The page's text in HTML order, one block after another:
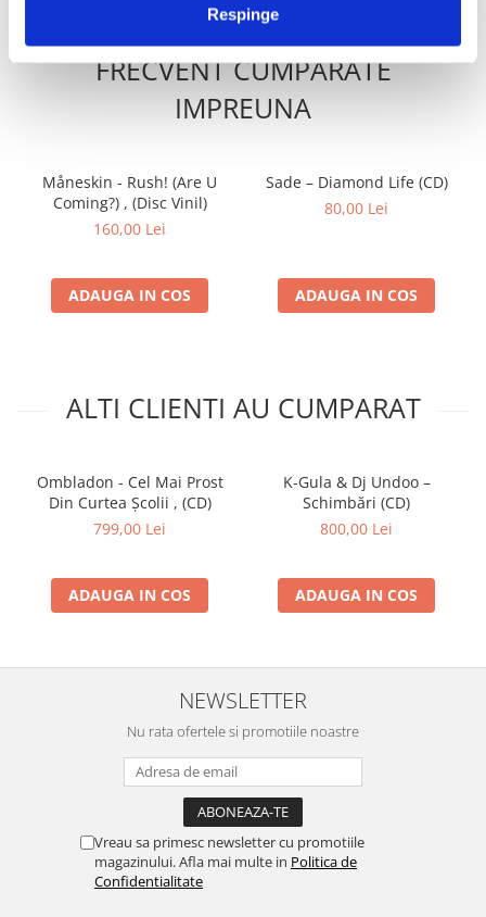
Respinge
FRECVENT CUMPARATE
IMPREUNA
Måneskin - Rush! (Are U
Coming?) , (Disc Vinil)
160,00 Lei
ADAUGA IN COS
Sade – Diamond Life (CD)
80,00 Lei
ADAUGA IN COS
ALTI CLIENTI AU CUMPARAT
Ombladon - Cel Mai Prost
Din Curtea Școlii , (CD)
799,00 Lei
ADAUGA IN COS
K-Gula & Dj Undoo –
Schimbări (CD)
800,00 Lei
ADAUGA IN COS
NEWSLETTER
Nu rata ofertele si promotiile noastre
Vreau sa primesc newsletter cu promotiile
magazinului. Afla mai multe in Politica de
Confidentialitate